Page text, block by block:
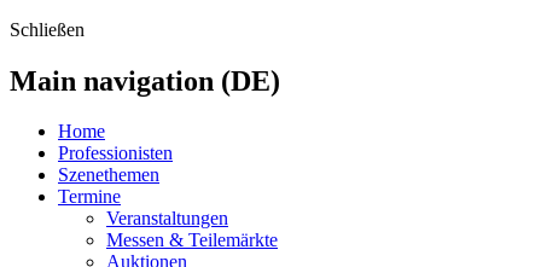
Schließen
Main navigation (DE)
Home
Professionisten
Szenethemen
Termine
Veranstaltungen
Messen & Teilemärkte
Auktionen